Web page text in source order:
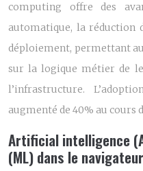
computing offre des
automatique, la réduction
déploiement, permettant
sur la logique métier de
l’infrastructure.
augmenté de 40% au cours
Artificial intelligence
(ML) dans le navigateur